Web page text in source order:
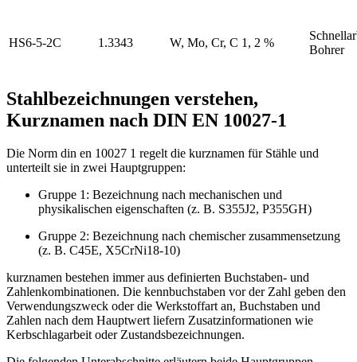
HS6-5-2C 1.3343 W, Mo, Cr, C 1, 2 %
Bohrer
Stahlbezeichnungen verstehen,
Kurznamen nach DIN EN 10027-1
Die Norm din en 10027 1 regelt die kurznamen für Stähle und
unterteilt sie in zwei Hauptgruppen:
Gruppe 1: Bezeichnung nach mechanischen und
physikalischen eigenschaften (z. B. S355J2, P355GH)
Gruppe 2: Bezeichnung nach chemischer zusammensetzung
(z. B. C45E, X5CrNi18-10)
kurznamen bestehen immer aus definierten Buchstaben- und
Zahlenkombinationen. Die kennbuchstaben vor der Zahl geben den
Verwendungszweck oder die Werkstoffart an, Buchstaben und
Zahlen nach dem Hauptwert liefern Zusatzinformationen wie
Kerbschlagarbeit oder Zustandsbezeichnungen.